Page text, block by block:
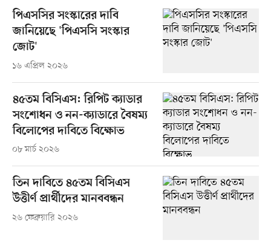
পিএসসির সংস্কারের দাবি
জানিয়েছে 'পিএসসি সংস্কার
জোট'
১৬ এপ্রিল ২০২৬
৪৫তম বিসিএস: রিপিট ক্যাডার
সংশোধন ও নন-ক্যাডারে বৈষম্য
বিলোপের দাবিতে বিক্ষোভ
০৮ মার্চ ২০২৬
তিন দাবিতে ৪৫তম বিসিএস
উত্তীর্ণ প্রার্থীদের মানববন্ধন
২৬ ফেব্রুয়ারি ২০২৬